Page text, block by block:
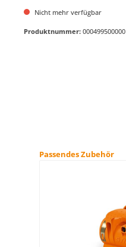
Nicht mehr verfügbar
Produktnummer: 000499500000
Produktgalerie überspringen
Passendes Zubehör